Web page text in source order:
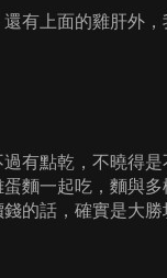
有上面的雞肝外
有點乾，不曉得
麵一起吃，麵與
的話，確實是大勝